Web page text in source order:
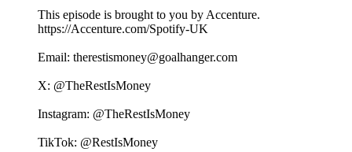
This episode is brought to you by Accenture.
https://Accenture.com/Spotify-UK
Email: ⁠⁠⁠⁠⁠⁠⁠⁠⁠⁠⁠⁠⁠⁠⁠⁠⁠⁠⁠⁠⁠⁠⁠⁠⁠⁠⁠⁠⁠⁠⁠⁠⁠⁠⁠⁠⁠the⁠⁠⁠⁠⁠⁠⁠⁠⁠⁠⁠⁠⁠⁠⁠⁠⁠⁠⁠⁠⁠⁠⁠⁠⁠⁠⁠⁠⁠⁠⁠⁠⁠⁠⁠⁠⁠⁠⁠⁠⁠⁠⁠restismoney@goalhanger.com⁠⁠⁠⁠⁠⁠⁠⁠⁠⁠⁠⁠⁠⁠⁠⁠⁠⁠⁠⁠⁠⁠⁠⁠⁠⁠⁠⁠⁠⁠⁠⁠⁠⁠⁠⁠⁠⁠⁠⁠⁠⁠⁠⁠⁠⁠⁠⁠⁠⁠⁠⁠⁠⁠⁠⁠⁠⁠⁠⁠⁠⁠⁠⁠⁠⁠⁠⁠⁠⁠⁠⁠⁠⁠⁠⁠⁠⁠⁠⁠
X: ⁠⁠⁠⁠⁠⁠⁠⁠⁠⁠⁠⁠⁠⁠⁠⁠⁠⁠⁠⁠⁠⁠⁠⁠⁠⁠⁠⁠⁠⁠⁠⁠⁠⁠⁠⁠⁠⁠⁠⁠⁠⁠⁠⁠⁠⁠⁠⁠⁠⁠⁠⁠⁠⁠⁠⁠⁠⁠⁠⁠⁠⁠⁠⁠⁠⁠⁠⁠⁠⁠⁠⁠⁠⁠⁠⁠⁠⁠⁠⁠@TheRestIsMoney⁠⁠⁠⁠⁠⁠⁠⁠⁠⁠⁠⁠⁠⁠⁠⁠⁠⁠⁠⁠⁠⁠⁠⁠⁠⁠⁠⁠⁠⁠⁠⁠⁠⁠⁠⁠⁠⁠⁠⁠⁠⁠⁠⁠⁠⁠⁠⁠⁠⁠⁠⁠⁠⁠⁠⁠⁠⁠⁠⁠⁠⁠⁠⁠⁠⁠⁠⁠⁠⁠⁠⁠⁠⁠⁠⁠⁠⁠⁠⁠
Instagram: ⁠⁠⁠⁠⁠⁠⁠⁠⁠⁠⁠⁠⁠⁠⁠⁠⁠⁠⁠⁠⁠⁠⁠⁠⁠⁠⁠⁠⁠⁠⁠⁠⁠⁠⁠⁠⁠⁠⁠⁠⁠⁠⁠⁠⁠⁠⁠⁠⁠⁠⁠⁠⁠⁠⁠⁠⁠⁠⁠⁠⁠⁠⁠⁠⁠⁠⁠⁠⁠⁠⁠⁠⁠⁠⁠⁠⁠⁠⁠⁠@TheRestIsMoney⁠⁠⁠⁠⁠⁠⁠⁠⁠⁠⁠⁠⁠⁠⁠⁠⁠⁠⁠⁠⁠⁠⁠⁠⁠⁠⁠⁠⁠⁠⁠⁠⁠⁠⁠⁠⁠⁠⁠⁠⁠⁠⁠⁠⁠⁠⁠⁠⁠⁠⁠⁠⁠⁠⁠⁠⁠⁠⁠⁠⁠⁠⁠⁠⁠⁠⁠⁠⁠⁠⁠⁠⁠⁠⁠⁠⁠⁠⁠⁠
TikTok: ⁠⁠⁠⁠⁠⁠⁠⁠⁠⁠⁠⁠⁠⁠⁠⁠⁠⁠⁠⁠⁠⁠⁠⁠⁠⁠⁠⁠⁠⁠⁠⁠⁠⁠⁠⁠⁠⁠⁠⁠⁠⁠⁠⁠⁠⁠⁠⁠⁠⁠⁠⁠⁠⁠⁠⁠⁠⁠⁠⁠⁠⁠⁠⁠⁠⁠⁠⁠⁠⁠⁠⁠⁠⁠⁠⁠⁠⁠⁠⁠@RestIsMoney⁠⁠⁠⁠⁠⁠⁠⁠⁠⁠⁠⁠⁠⁠⁠⁠⁠⁠⁠⁠⁠⁠⁠⁠⁠⁠⁠⁠⁠⁠⁠⁠⁠⁠⁠⁠⁠⁠⁠⁠⁠⁠⁠⁠⁠⁠⁠⁠⁠⁠⁠⁠⁠⁠⁠⁠⁠⁠⁠⁠⁠⁠⁠⁠⁠⁠⁠⁠⁠⁠⁠⁠